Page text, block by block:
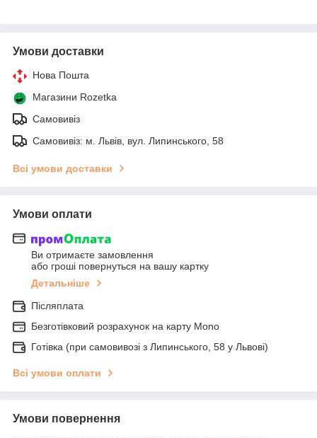
Умови доставки
Нова Пошта
Магазини Rozetka
Самовивіз
Самовивіз: м. Львів, вул. Липинського, 58
Всі умови доставки
Умови оплати
Ви отримаєте замовлення
або гроші повернуться на вашу картку
Детальніше
Післяплата
Безготівковий розрахунок на карту Mono
Готівка (при самовивозі з Липинського, 58 у Львові)
Всі умови оплати
Умови повернення